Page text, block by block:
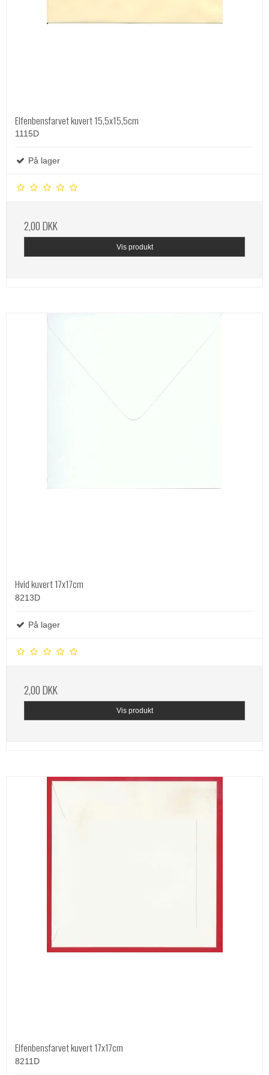
Elfenbensfarvet kuvert 15,5x15,5cm
1115D
På lager
2,00 DKK
Vis produkt
Hvid kuvert 17x17cm
8213D
På lager
2,00 DKK
Vis produkt
Elfenbensfarvet kuvert 17x17cm
8211D